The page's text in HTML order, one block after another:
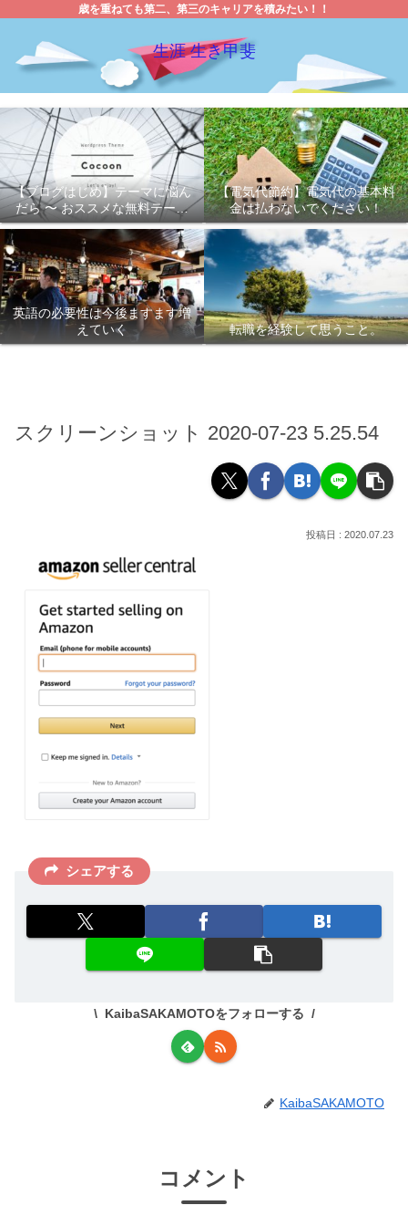
歳を重ねても第二、第三のキャリアを積みたい！！
生涯 生き甲斐
【ブログはじめ】テーマに悩ん
だら 〜 おススメな無料テーマ
「Cocoon 」
【電気代節約】電気代の基本料
金は払わないでください！
英語の必要性は今後ますます増
えていく
転職を経験して思うこと。
スクリーンショット 2020-07-23 5.25.54
2020.07.23
シェアする
KaibaSAKAMOTOをフォローする
KaibaSAKAMOTO
コメント